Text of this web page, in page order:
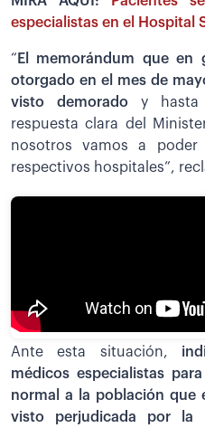
especialistas en el Hospital
“ El memorándum que en
otorgado en el mes de
visto demorado y hasta
respuesta clara del
nosotros vamos a poder
respectivos hospitales”,
Ante esta situación,
médicos especialistas
normal a la población que
visto perjudicada por la